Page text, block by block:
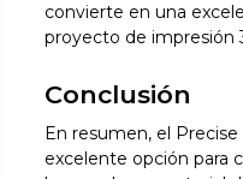
convierte en una
proyecto de impresión
Conclusión
En resumen, el
excelente opción para